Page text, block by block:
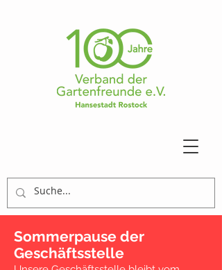
Sommerpause der
Geschäftsstelle